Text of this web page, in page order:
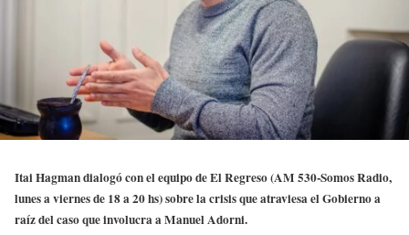
Itai Hagman dialogó con el equipo de El Regreso (AM 530-Somos Radio,
lunes a viernes de 18 a 20 hs) sobre la crisis que atraviesa el Gobierno a
raíz del caso que involucra a Manuel Adorni.